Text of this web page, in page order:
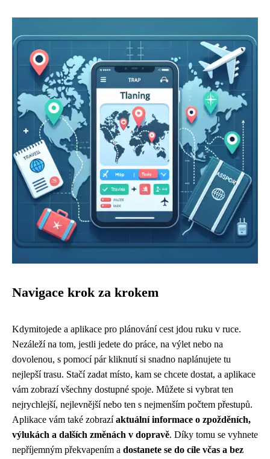
Navigace krok za krokem
Kdymitojede a aplikace pro plánování cest jdou ruku v ruce.
Nezáleží na tom, jestli jedete do práce, na výlet nebo na
dovolenou, s pomocí pár kliknutí si snadno naplánujete tu
nejlepší trasu. Stačí zadat místo, kam se chcete dostat, a aplikace
vám zobrazí všechny dostupné spoje. Můžete si vybrat ten
nejrychlejší, nejlevnější nebo ten s nejmenším počtem přestupů.
Aplikace vám také zobrazíaktuální informace o zpožděních,
výlukách a dalších změnách v dopravě. Díky tomu se vyhnete
nepříjemným překvapením a dostanete se do cíle včas a bez